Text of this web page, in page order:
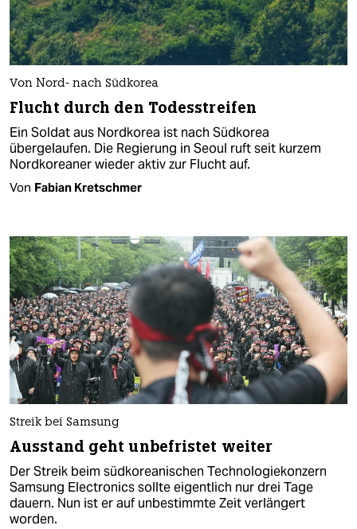
Von Nord- nach Südkorea
Flucht durch den Todesstreifen
Ein Soldat aus Nordkorea ist nach Südkorea
übergelaufen. Die Regierung in Seoul ruft seit kurzem
Nordkoreaner wieder aktiv zur Flucht auf.
Von Fabian Kretschmer
Streik bei Samsung
Ausstand geht unbefristet weiter
Der Streik beim südkoreanischen Technologiekonzern
Samsung Electronics sollte eigentlich nur drei Tage
dauern. Nun ist er auf unbestimmte Zeit verlängert
worden.